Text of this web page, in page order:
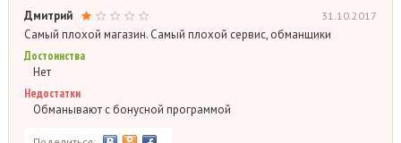
Дмитрий 31.10.2017
Самый плохой магазин. Самый плохой сервис, обманщики
Достоинства
Нет
Недостатки
Обманывают с бонусной программой